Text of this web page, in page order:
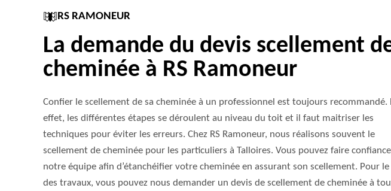
RS RAMONEUR
La demande du devis scellement
cheminée à RS Ramoneur
Confier le scellement de sa cheminée à un professionnel est toujours recommandé.
effet, les différentes étapes se déroulent au niveau du toit et il faut maitriser les
techniques pour éviter les erreurs. Chez RS Ramoneur, nous réalisons souvent le
scellement de cheminée pour les particuliers à Talloires. Vous pouvez faire
notre équipe afin d’étanchéifier votre cheminée en assurant son scellement. Pour
des travaux, vous pouvez nous demander un devis de scellement de cheminée à